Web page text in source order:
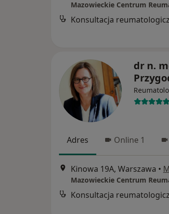
Mazowieckie Centrum
Konsultacja
dr n.
Adres Online 1
Kinowa 19A, Warszawa •
Mazowieckie Centrum
Konsultacja